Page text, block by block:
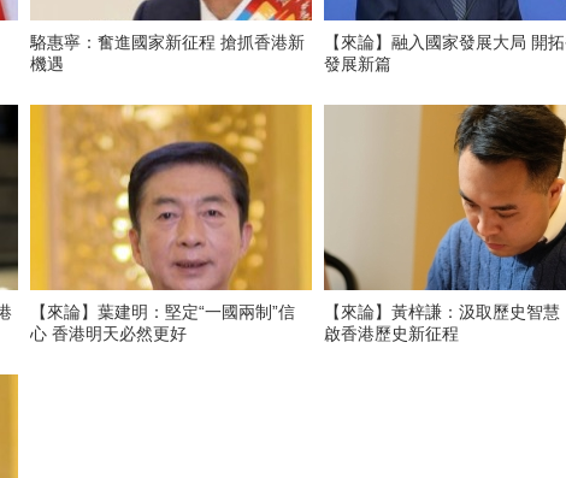
駱惠寧：奮進國家新征程 搶抓香港新
機遇
【來論】融入國家發展大局 開拓香港
發展新篇
【來論】葉建明：堅定“一國兩制”信
心 香港明天必然更好
【來論】黃梓謙：汲取歷史智慧
啟香港歷史新征程